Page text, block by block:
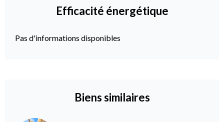
Efficacité énergétique
Pas d'informations disponibles
Biens similaires